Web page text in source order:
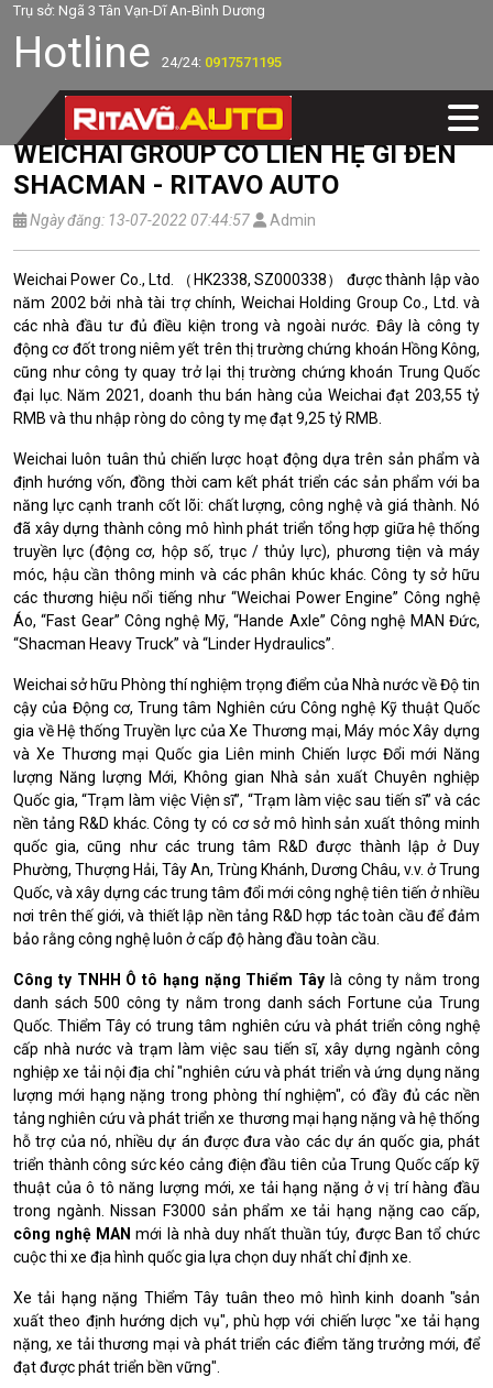
Trụ sở: Ngã 3 Tân Vạn-Dĩ An-Bình Dương
Hotline 24/24: 0917571195
WEICHAI GROUP CÓ LIÊN HỆ GÌ ĐẾN
SHACMAN - RITAVO AUTO
Ngày đăng: 13-07-2022 07:44:57 Admin
Weichai Power Co., Ltd. （HK2338, SZ000338） được thành lập vào
năm 2002 bởi nhà tài trợ chính, Weichai Holding Group Co., Ltd. và
các nhà đầu tư đủ điều kiện trong và ngoài nước. Đây là công ty
động cơ đốt trong niêm yết trên thị trường chứng khoán Hồng Kông,
cũng như công ty quay trở lại thị trường chứng khoán Trung Quốc
đại lục. Năm 2021, doanh thu bán hàng của Weichai đạt 203,55 tỷ
RMB và thu nhập ròng do công ty mẹ đạt 9,25 tỷ RMB.
Weichai luôn tuân thủ chiến lược hoạt động dựa trên sản phẩm và
định hướng vốn, đồng thời cam kết phát triển các sản phẩm với ba
năng lực cạnh tranh cốt lõi: chất lượng, công nghệ và giá thành.
Nó
đã xây dựng thành công mô hình phát triển tổng hợp giữa hệ thống
truyền lực (động cơ, hộp số, trục / thủy lực), phương tiện và máy
móc, hậu cần thông minh và các phân khúc khác.Công ty sở hữu
các thương hiệu nổi tiếng như “Weichai Power Engine” Công nghệ
Áo, “Fast Gear” Công nghệ Mỹ, “Hande Axle” Công nghệ MAN Đức,
“Shacman Heavy Truck” và “Linder Hydraulics”.
Weichai sở hữu Phòng thí nghiệm trọng điểm của Nhà nước về Độ tin
cậy của Động cơ, Trung tâm Nghiên cứu Công nghệ Kỹ thuật Quốc
gia về Hệ thống Truyền lực của Xe Thương mại, Máy móc Xây dựng
và Xe Thương mại Quốc gia Liên minh Chiến lược Đổi mới Năng
lượng Năng lượng Mới, Không gian Nhà sản xuất Chuyên nghiệp
Quốc gia, “Trạm làm việc Viện sĩ”, “Trạm làm việc sau tiến sĩ” và các
nền tảng R&D khác.Công ty có cơ sở mô hình sản xuất thông minh
quốc gia, cũng như các trung tâm R&D được thành lập ở Duy
Phường, Thượng Hải, Tây An, Trùng Khánh, Dương Châu, v.v. ở Trung
Quốc, và xây dựng các trung tâm đổi mới công nghệ tiên tiến ở nhiều
nơi trên thế giới, và thiết lập nền tảng R&D hợp tác toàn cầu để đảm
bảo rằng công nghệ luôn ở cấp độ hàng đầu toàn cầu.
Công ty TNHH Ô tô hạng nặng Thiểm Tây là công ty nằm trong
danh sách 500 công ty nằm trong danh sách Fortune của Trung
Quốc.Thiểm Tây có trung tâm nghiên cứu và phát triển công nghệ
cấp nhà nước và trạm làm việc sau tiến sĩ, xây dựng ngành công
nghiệp xe tải nội địa chỉ "nghiên cứu và phát triển và ứng dụng năng
lượng mới hạng nặng trong phòng thí nghiệm", có đầy đủ các nền
tảng nghiên cứu và phát triển xe thương mại hạng nặng và hệ thống
hỗ trợ của nó, nhiều dự án được đưa vào các dự án quốc gia, phát
triển thành công sức kéo cảng điện đầu tiên của Trung Quốc cấp kỹ
thuật của ô tô năng lượng mới, xe tải hạng nặng ở vị trí hàng đầu
trong ngành.
Nissan F3000 sản phẩm xe tải hạng nặng cao cấp,
công nghệ MANmới là nhà duy nhất thuần túy, được Ban tổ chức
cuộc thi xe địa hình quốc gia lựa chọn duy nhất chỉ định xe.
Xe tải hạng nặng Thiểm Tây tuân theo mô hình kinh doanh "sản
xuất theo định hướng dịch vụ", phù hợp với chiến lược "xe tải hạng
nặng, xe tải thương mại và phát triển các điểm tăng trưởng mới, để
đạt được phát triển bền vững".